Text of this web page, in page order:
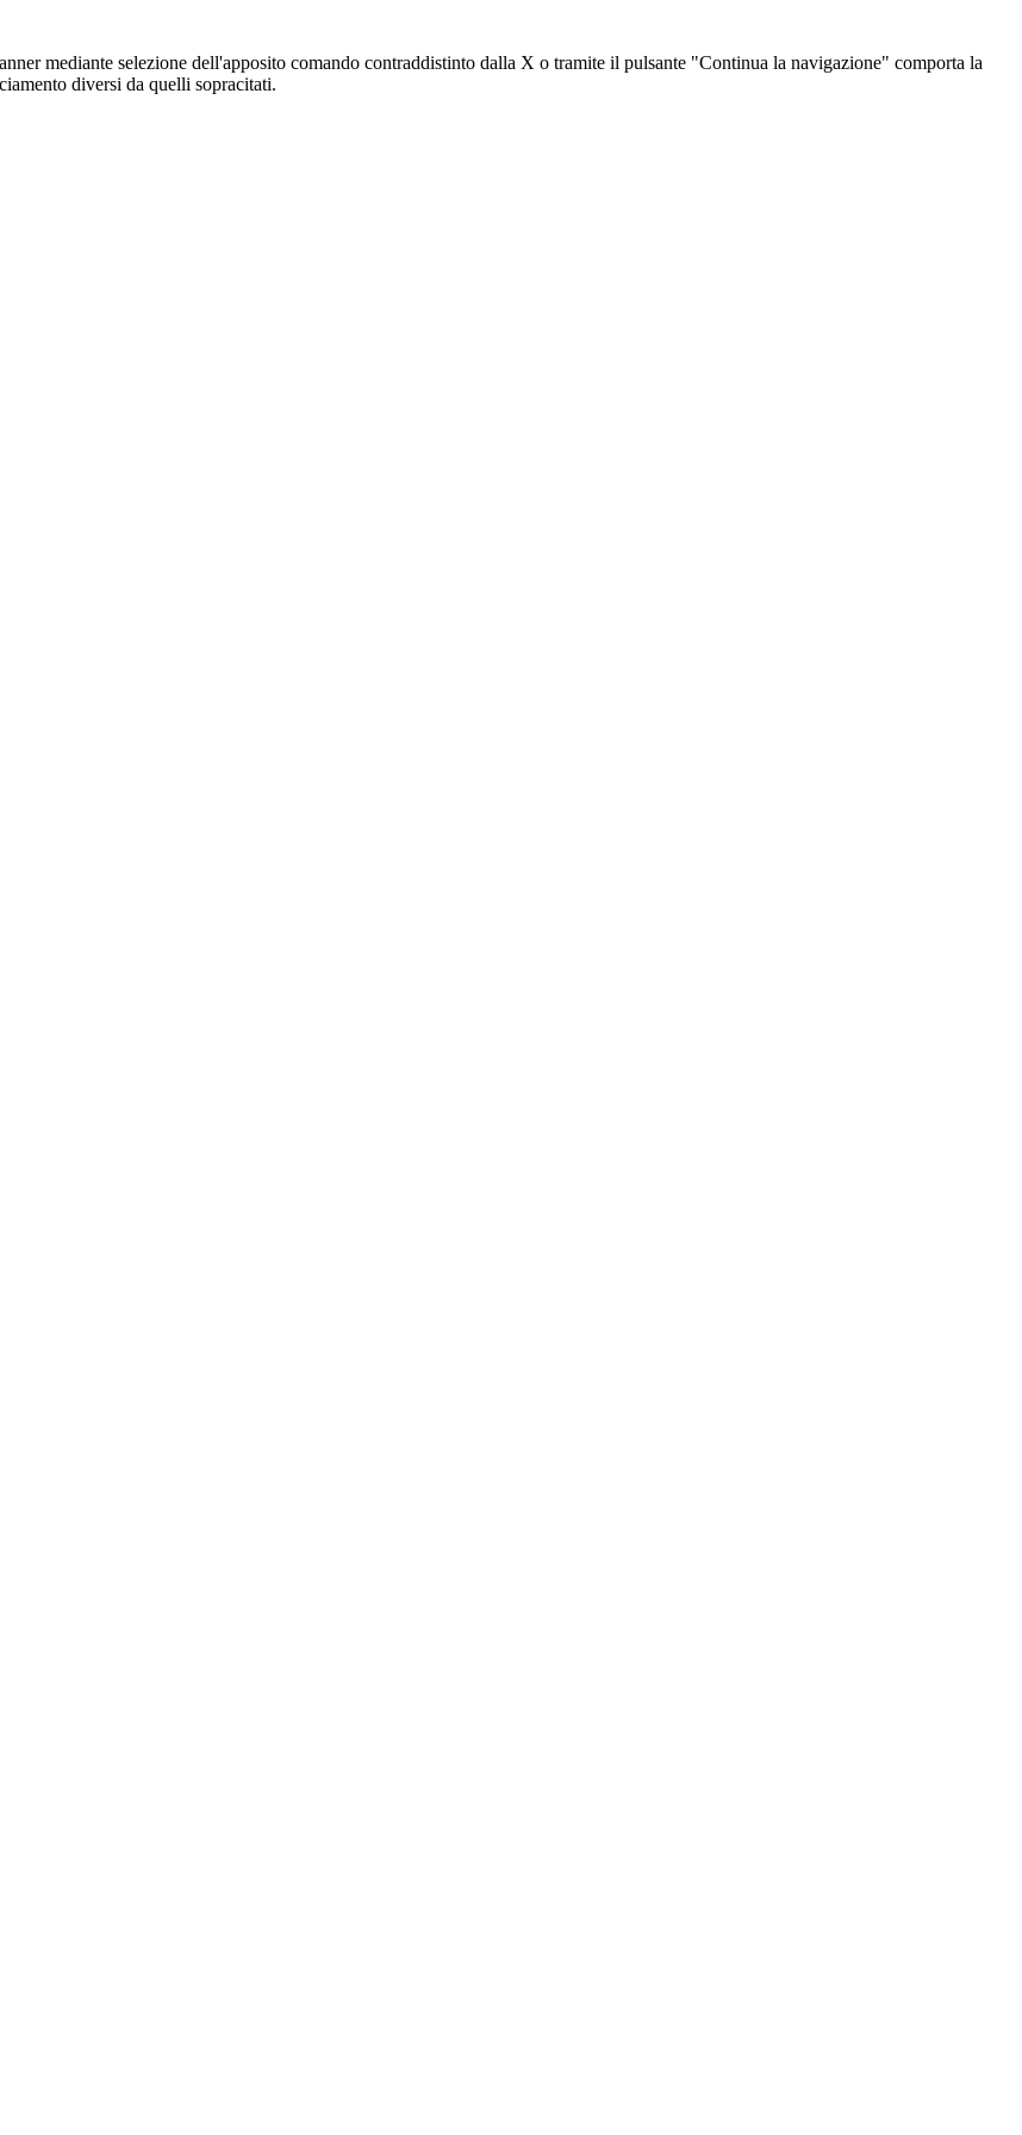
mediante selezione dell'apposito comando contraddistinto dalla X o tramite il pulsante "Continua la navigazione" comporta la
diversi da quelli sopracitati.